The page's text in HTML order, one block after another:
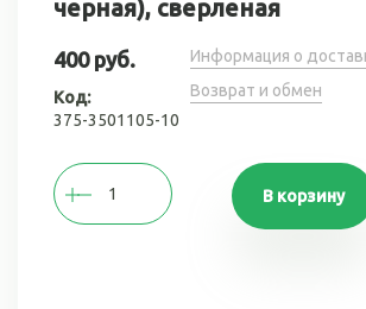
черная), сверленая
400 руб.
Код:
375-3501105-10
Информация о
Возврат и обмен
В корзину